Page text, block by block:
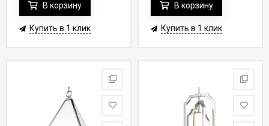
В корзину
Купить в 1 клик
В корзину
Купить в 1 клик